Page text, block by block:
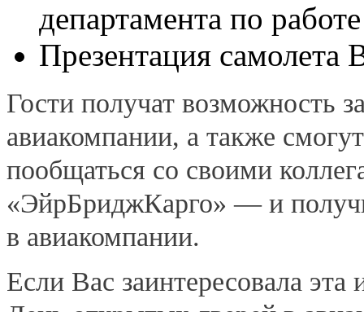
департамента по
Презентация самолета
Гости получат возможность
авиакомпании, а также
пообщаться со своими
«ЭйрБриджКарго» — и
в авиакомпании.
Если Вас заинтересовала